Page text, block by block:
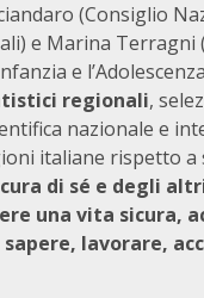
(Consiglio
e Marina Terragni
e
regionali,
nazionale e
italiane rispetto a
cura di sé e degli
una vita sicura,
sapere, lavorare,